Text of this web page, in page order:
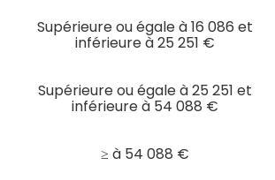
Supérieure ou égale à 16 086 et
inférieure à 25 251 €
Supérieure ou égale à 25 251 et
inférieure à 54 088 €
≥ à 54 088 €